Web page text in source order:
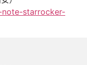
starrocker-